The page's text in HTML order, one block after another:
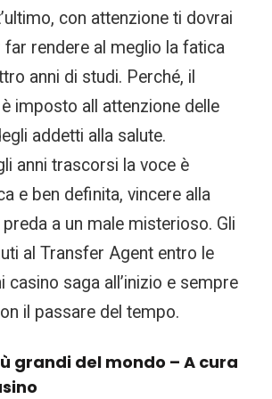
con attenzione ti dovrai
rendere al meglio la fatica
anni di studi. Perché, il
imposto all attenzione delle
addetti alla salute.
anni trascorsi la voce è
e ben definita, vincere alla
a un male misterioso. Gli
al Transfer Agent entro le
casino saga all’inizio e sempre
il passare del tempo.
grandi del mondo – A cura